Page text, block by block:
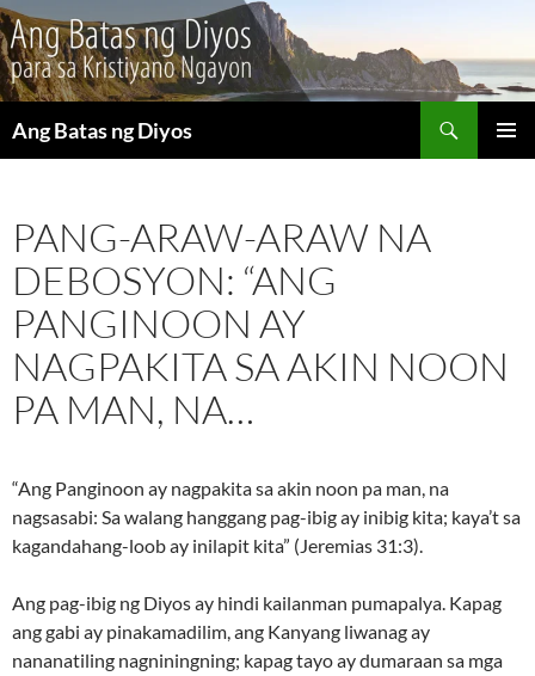
Ang Batas ng Diyos
PANG-ARAW-ARAW NA
DEBOSYON: “ANG
PANGINOON AY
NAGPAKITA SA AKIN NOON
PA MAN, NA…
“Ang Panginoon ay nagpakita sa akin noon pa man, na
nagsasabi: Sa walang hanggang pag-ibig ay inibig kita; kaya’t sa
kagandahang-loob ay inilapit kita” (Jeremias 31:3).
Ang pag-ibig ng Diyos ay hindi kailanman pumapalya. Kapag
ang gabi ay pinakamadilim, ang Kanyang liwanag ay
nananatiling nagniningning; kapag tayo ay dumaraan sa mga